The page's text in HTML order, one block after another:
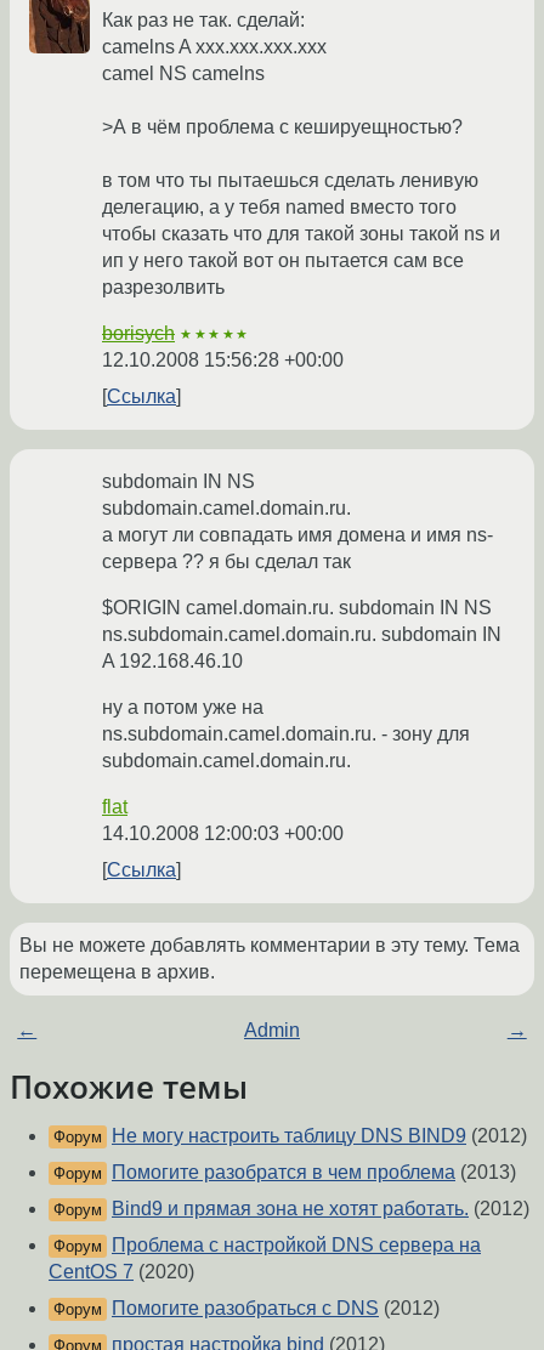
Как раз не так. сделай:
camelns A xxx.xxx.xxx.xxx
camel NS camelns
>А в чём проблема с кешируещностью?
в том что ты пытаешься сделать ленивую
делегацию, а у тебя named вместо того
чтобы сказать что для такой зоны такой ns и
ип у него такой вот он пытается сам все
разрезолвить
borisych ★★★★★
12.10.2008 15:56:28 +00:00
Ссылка
subdomain IN NS
subdomain.camel.domain.ru.
а могут ли совпадать имя домена и имя ns-
сервера ?? я бы сделал так
$ORIGIN camel.domain.ru. subdomain IN NS
ns.subdomain.camel.domain.ru. subdomain IN
A 192.168.46.10
ну а потом уже на
ns.subdomain.camel.domain.ru. - зону для
subdomain.camel.domain.ru.
flat
14.10.2008 12:00:03 +00:00
Ссылка
Вы не можете добавлять комментарии в эту тему. Тема
перемещена в архив.
← Admin →
Похожие темы
Форум Не могу настроить таблицу DNS BIND9 (2012)
Форум Помогите разобратся в чем проблема (2013)
Форум Bind9 и прямая зона не хотят работать. (2012)
Форум
Проблема с настройкой DNS сервера на
CentOS 7 (2020)
Форум Помогите разобраться с DNS (2012)
Форум простая настройка bind (2012)